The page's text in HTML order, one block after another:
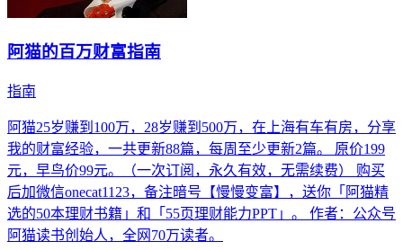
阿猫的百万财富指南
指南
阿猫25岁赚到100万，28岁赚到500万，在上海有车有房，分享
我的财富经验，一共更新88篇，每周至少更新2篇。 原价199
元，早鸟价99元。（一次订阅，永久有效，无需续费） 购买
后加微信onecat1123，备注暗号【慢慢变富】，送你「阿猫精
选的50本理财书籍」和「55页理财能力PPT」。 作者：公众号
阿猫读书创始人，全网70万读者。